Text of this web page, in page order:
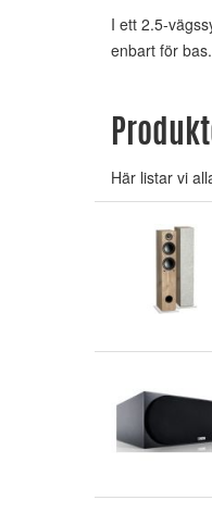
I ett 2.5-
enbart för bas.
Här listar vi